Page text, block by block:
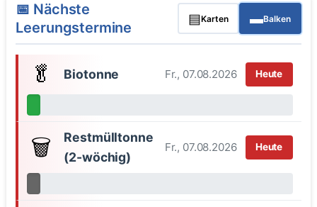
📅 Nächste
Leerungstermine
▤Karten ▬Balken
🥬 Biotonne Fr., 07.08.2026 Heute
🗑️
Restmülltonne
(2-wöchig)
Fr., 07.08.2026 Heute